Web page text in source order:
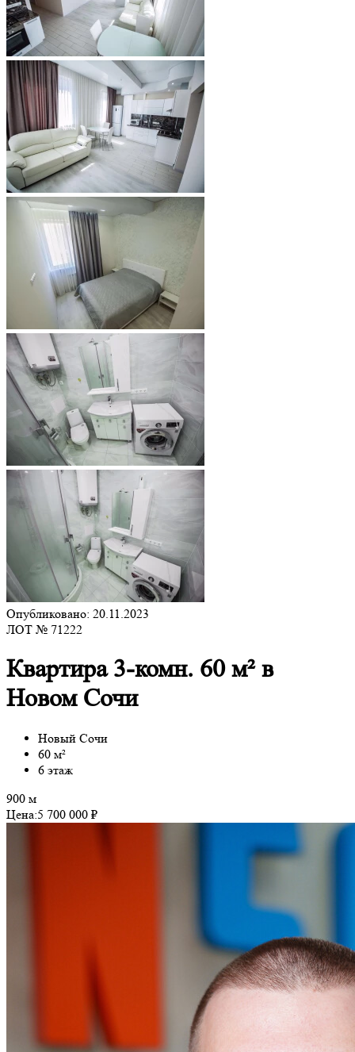
Опубликовано: 20.11.2023
ЛОТ № 71222
Квартира 3-комн. 60 м² в
Новом Сочи
Новый Сочи
60 м²
6 этаж
900 м
Цена:5 700 000 ₽